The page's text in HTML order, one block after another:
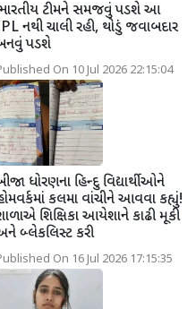
ટીમને સમજવું પડશે આ
નથી ચાલી રહી, થોડું જવાબદાર
પડશે
On 10 Jul 2026 22:15:04
ધોરણના હિન્દુ વિદ્યાર્થીઓને
કલમા વાંચીને આવવા કહ્યું!
શિક્ષિકા આયેશાને કાઢી મૂકી
બ્લેકલિસ્ટ કરી
On 16 Jul 2026 17:15:35